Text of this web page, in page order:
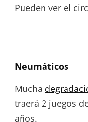
Pueden ver el
Neumáticos
Mucha
traerá 2 juegos
años.